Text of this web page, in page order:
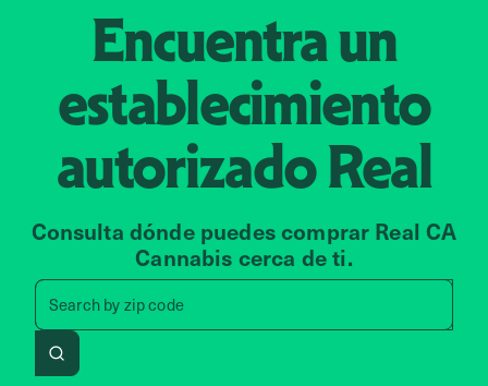
Encuentra un
establecimiento
autorizadoReal
Consulta dónde puedes comprar Real CA
Cannabis cerca de ti.
Search byzip code
Search by zip code, address,
Search